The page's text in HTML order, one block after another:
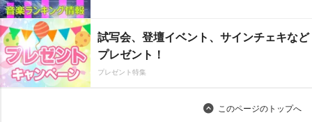
試写会、登壇イベント、サインチェキなど
プレゼント！
プレゼント特集
このページのトップへ